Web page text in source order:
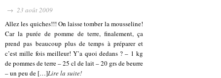
→ 23 août 2009
Allez les quiches!!! On laisse tomber la mousseline!
Car la purée de pomme de terre, finalement, ça
prend pas beaucoup plus de temps à préparer et
c’est mille fois meilleur! Y’a quoi dedans ? – 1 kg
de pommes de terre – 25 cl de lait – 20 grs de beurre
– un peu de […]Lire la suite!